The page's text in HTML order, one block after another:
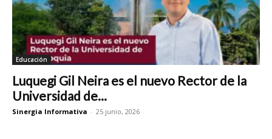
Educación
Luquegi Gil Neira es el nuevo Rector de la
Universidad de...
Sinergia Informativa - 25 junio, 2026